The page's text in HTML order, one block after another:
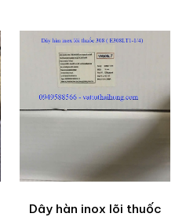
Dây hàn inox lõi thuốc